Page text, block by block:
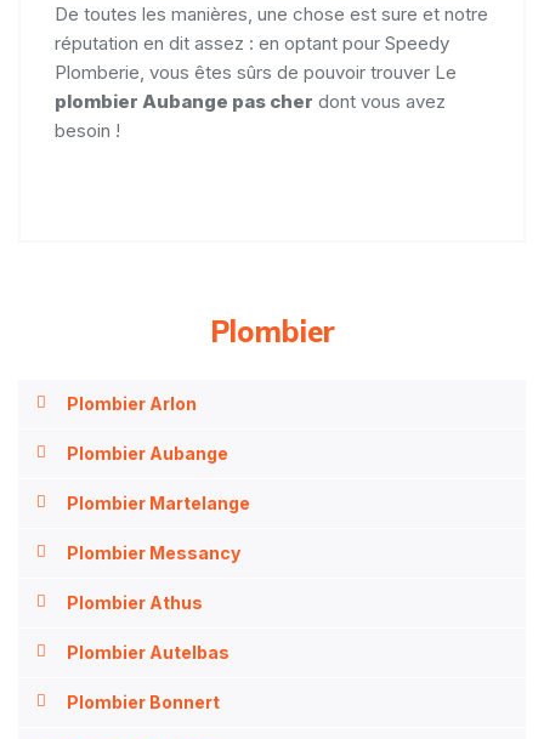
De toutes les manières, une chose est sure et notre
réputation en dit assez : en optant pour Speedy
Plomberie, vous êtes sûrs de pouvoir trouver Le
plombier Aubange pas cher dont vous avez
besoin !
Plombier
Plombier Arlon
Plombier Aubange
Plombier Martelange
Plombier Messancy
Plombier Athus
Plombier Autelbas
Plombier Bonnert